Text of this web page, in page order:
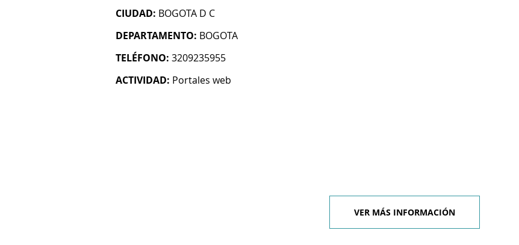
CIUDAD: BOGOTA D C
DEPARTAMENTO: BOGOTA
TELÉFONO: 3209235955
ACTIVIDAD: Portales web
VER MÁS INFORMACIÓN